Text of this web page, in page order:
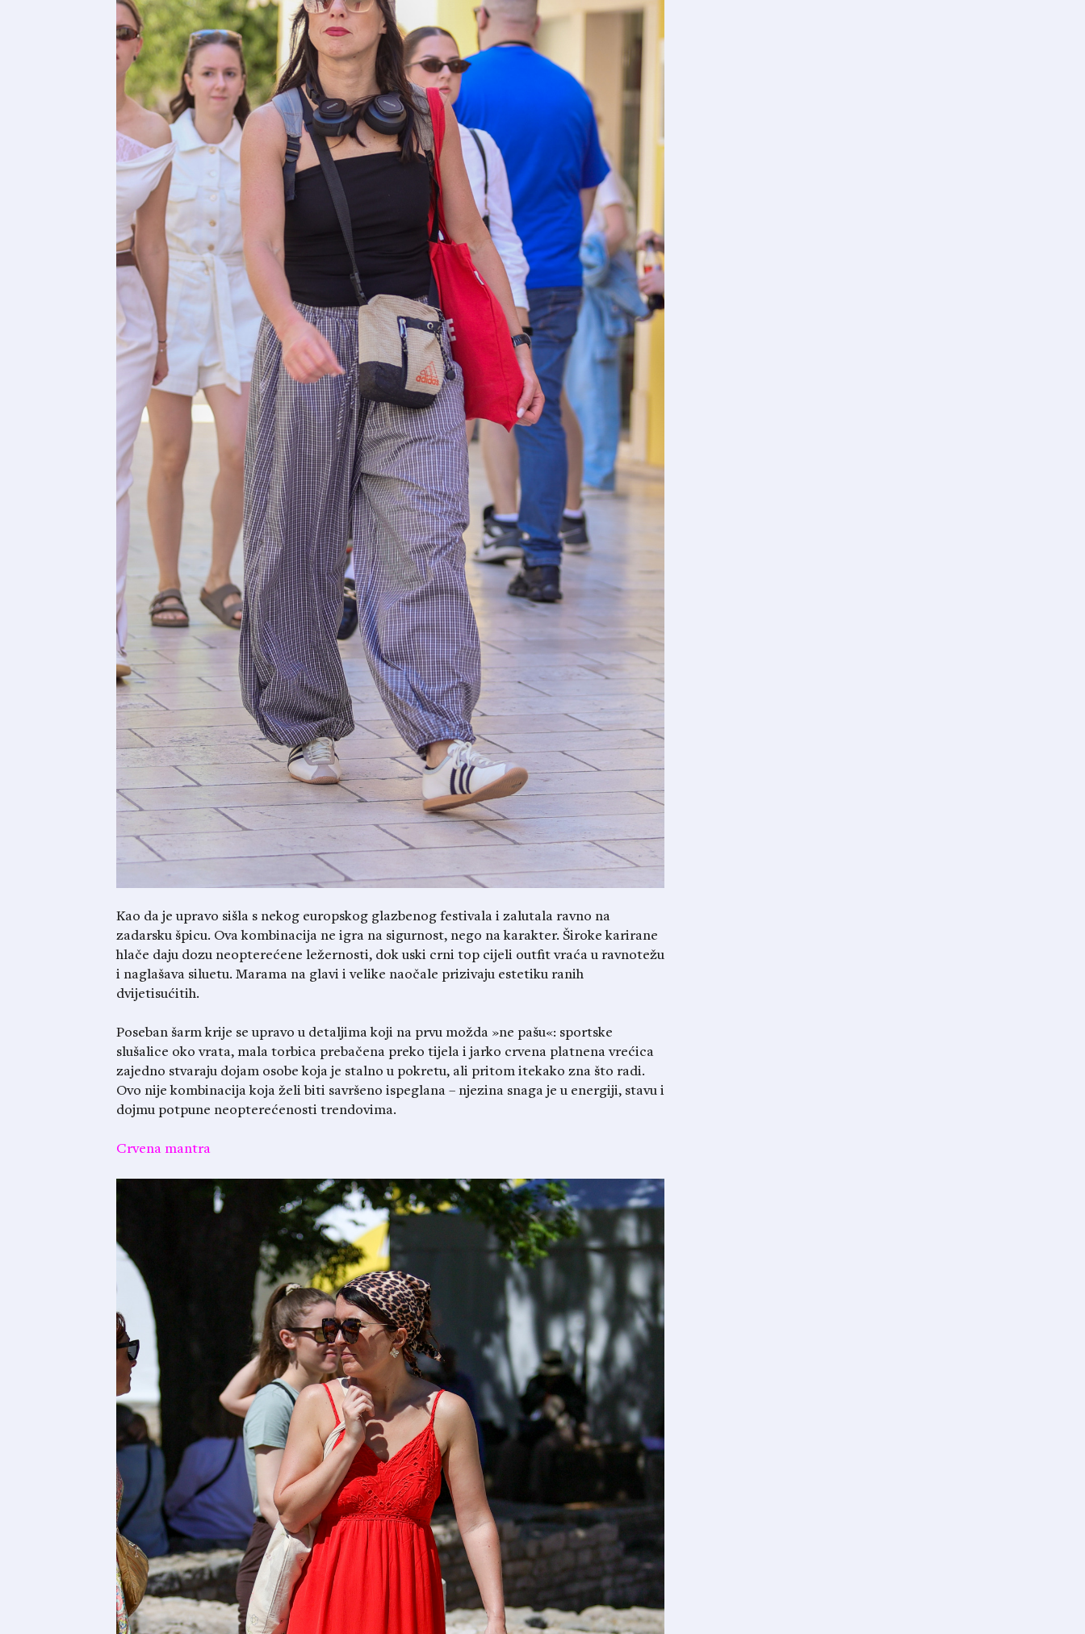
Kao da je upravo sišla s nekog europskog glazbenog festivala i zalutala ravno na
zadarsku špicu. Ova kombinacija ne igra na sigurnost, nego na karakter. Široke karirane
hlače daju dozu neopterećene ležernosti, dok uski crni top cijeli outfit vraća u ravnotežu
i naglašava siluetu. Marama na glavi i velike naočale prizivaju estetiku ranih
dvijetisućitih.
Poseban šarm krije se upravo u detaljima koji na prvu možda »ne pašu«: sportske
slušalice oko vrata, mala torbica prebačena preko tijela i jarko crvena platnena vrećica
zajedno stvaraju dojam osobe koja je stalno u pokretu, ali pritom itekako zna što radi.
Ovo nije kombinacija koja želi biti savršeno ispeglana – njezina snaga je u energiji, stavu i
dojmu potpune neopterećenosti trendovima.
Crvena mantra